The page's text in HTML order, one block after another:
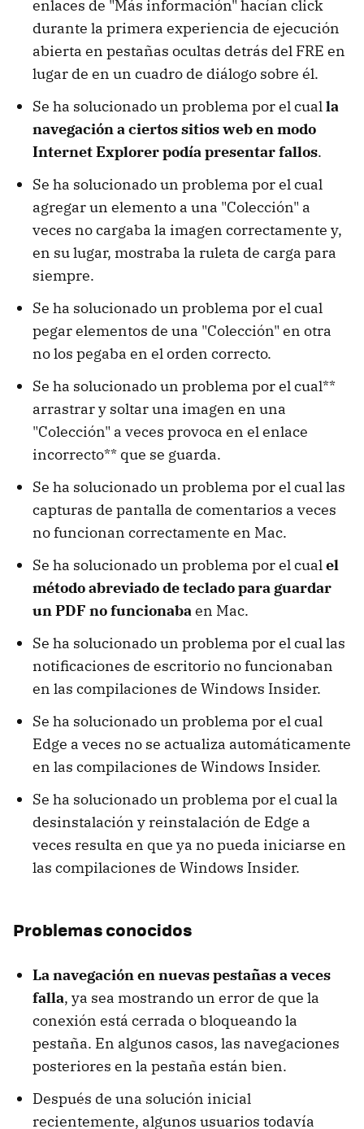
enlaces de "Más información" hacían click
durante la primera experiencia de ejecución
abierta en pestañas ocultas detrás del FRE en
lugar de en un cuadro de diálogo sobre él.
Se ha solucionado un problema por el cualla
navegación a ciertos sitios web en modo
Internet Explorer podía presentar fallos.
Se ha solucionado un problema por el cual
agregar un elemento a una "Colección" a
veces no cargaba la imagen correctamente y,
en su lugar, mostraba la ruleta de carga para
siempre.
Se ha solucionado un problema por el cual
pegar elementos de una "Colección" en otra
no los pegaba en el orden correcto.
Se ha solucionado un problema por el cual**
arrastrar y soltar una imagen en una
"Colección" a veces provoca en el enlace
incorrecto** que se guarda.
Se ha solucionado un problema por el cual las
capturas de pantalla de comentarios a veces
no funcionan correctamente en Mac.
Se ha solucionado un problema por el cualel
método abreviado de teclado para guardar
un PDF no funcionabaen Mac.
Se ha solucionado un problema por el cual las
notificaciones de escritorio no funcionaban
en las compilaciones de Windows Insider.
Se ha solucionado un problema por el cual
Edge a veces no se actualiza automáticamente
en las compilaciones de Windows Insider.
Se ha solucionado un problema por el cual la
desinstalación y reinstalación de Edge a
veces resulta en que ya no pueda iniciarse en
las compilaciones de Windows Insider.
Problemas conocidos
La navegación en nuevas pestañas a veces
falla, ya sea mostrando un error de que la
conexión está cerrada o bloqueando la
pestaña. En algunos casos, las navegaciones
posteriores en la pestaña están bien.
Después de una solución inicial
recientemente, algunos usuarios todavía